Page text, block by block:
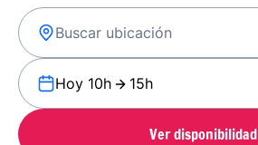
Hoy 10h 15h
Ver disponibilidad